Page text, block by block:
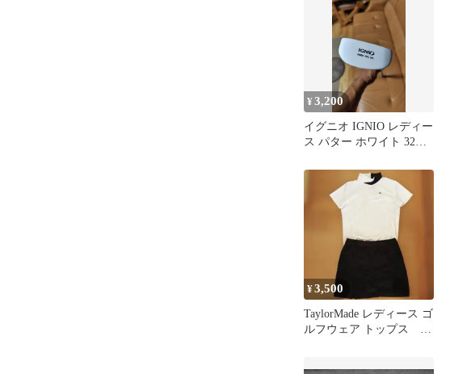
¥3,200
イグニオ IGNIO レディー
ス パター ホワイト 32イ
¥3,500
TaylorMade レディース ゴ
ルフウェア トップス モ